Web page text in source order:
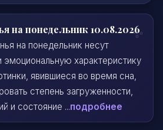
на понедельник 10.08.2026
на понедельник несут
эмоциональную характеристику
явившиеся во время сна,
степень загруженности,
и состояние ...подробнее